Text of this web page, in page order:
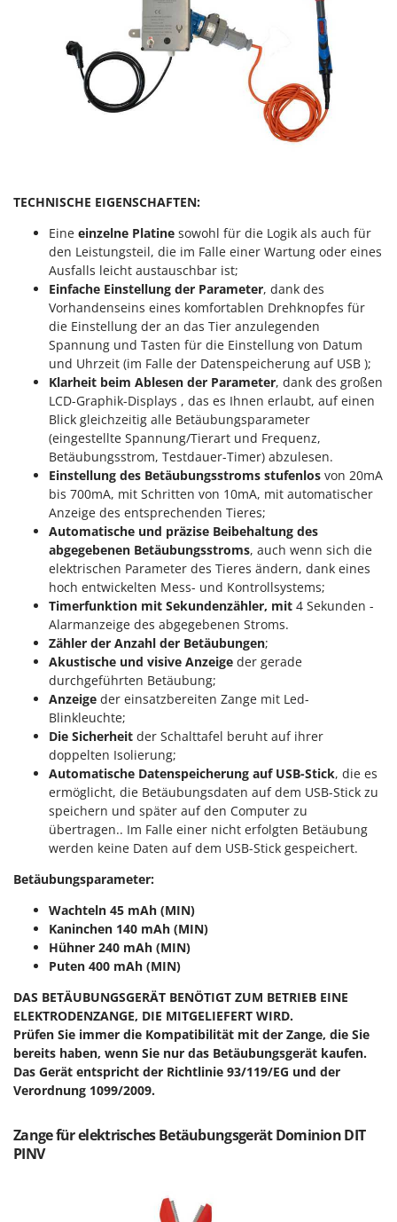
Palettengabeln für Traktoren
Pelletpressen
Pflüge für Traktor
Planierschilder für Traktoren
Rasenmäher
Rasensodenschneider
Rasentraktoren Aufsitzmäher
Rasentrimmer - Kantenschneider
Rasentrimmer - Motorsensen - Freischneider
Rührtöpfe mit Elektrischem Rührwerk
Rupfmaschinen
Sämaschinen und Düngerstreuer
Scheibenpflüge
Schneefräsen
Schneeräumer
Schrotmühlen - elektrisch
Schwader für Traktoren
Schweißgeräte
Seilwinden - Motorseilwinden
Sichelmähwerke für Traktoren
Sichelmulcher für Traktoren
Sortierer für Oliven
Sprühgeräte für Pflanzenbehandlung
Stäubegeräte für Traktor
Staubsauger - Elektrobesen
Teppichreiniger und Teppichbodenreiniger
Thermische und mechanische Unkrautbrenner
Tomatenpressen
Traktor-Heckenscheren mit Ausleger
U
Umfüllpumpen
Umkehrfräsen
V
Vakuumiergeräte
Vogelscheuchen - Vogelabwehr
Francini
G3 Ferrari
GeoTech Pro
Gierre
Ginko - MGM
Gipeco
Girmi
Goodyear
GRAEF
Gre
GreenBay
Greenworks
GRIFO
GVS
GYS
Hailo
Helvi
Henx
HiKOKI
Honda
Idromatic
Il-Tec
Imperia
Infaco
Intec
Iseki
Italyco
ITM
J JOLLY ITALIA
K
KAAZ
Karcher
Kasco
Kemper
TECHNISCHE EIGENSCHAFTEN:
Eine einzelne Platine sowohl für die Logik als auch für
den Leistungsteil, die im Falle einer Wartung oder eines
Ausfalls leicht austauschbar ist;
Einfache Einstellung der Parameter, dank des
Vorhandenseins eines komfortablen Drehknopfes für
die Einstellung der an das Tier anzulegenden
Spannung und Tasten für die Einstellung von Datum
und Uhrzeit (im Falle der Datenspeicherung auf USB );
Klarheit beim Ablesen der Parameter, dank des großen
LCD-Graphik-Displays , das es Ihnen erlaubt, auf einen
Blick gleichzeitig alle Betäubungsparameter
(eingestellte Spannung/Tierart und Frequenz,
Betäubungsstrom, Testdauer-Timer) abzulesen.
Einstellung des Betäubungsstroms stufenlos von 20mA
bis 700mA, mit Schritten von 10mA, mit automatischer
Anzeige des entsprechenden Tieres;
Automatische und präzise Beibehaltung des
abgegebenen Betäubungsstroms, auch wenn sich die
elektrischen Parameter des Tieres ändern, dank eines
hoch entwickelten Mess- und Kontrollsystems;
Timerfunktion mit Sekundenzähler, mit 4 Sekunden -
Alarmanzeige des abgegebenen Stroms.
Zähler der Anzahl der Betäubungen;
Akustische und visive Anzeige der gerade
durchgeführten Betäubung;
Anzeige der einsatzbereiten Zange mit Led-
Blinkleuchte;
Die Sicherheit der Schalttafel beruht auf ihrer
doppelten Isolierung;
Automatische Datenspeicherung auf USB-Stick, die es
ermöglicht, die Betäubungsdaten auf dem USB-Stick zu
speichern und später auf den Computer zu
übertragen.. Im Falle einer nicht erfolgten Betäubung
werden keine Daten auf dem USB-Stick gespeichert.
Betäubungsparameter:
Wachteln 45 mAh (MIN)
Kaninchen 140 mAh (MIN)
Hühner 240 mAh (MIN)
Puten 400 mAh (MIN)
DAS BETÄUBUNGSGERÄT BENÖTIGT ZUM BETRIEB EINE
ELEKTRODENZANGE, DIE MITGELIEFERT WIRD.
Prüfen Sie immer die Kompatibilität mit der Zange, die Sie
bereits haben, wenn Sie nur das Betäubungsgerät kaufen.
Das Gerät entspricht der Richtlinie 93/119/EG und der
Verordnung 1099/2009.
Zange für elektrisches Betäubungsgerät Dominion DIT
PINV